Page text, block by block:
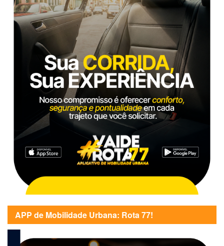
APP de Mobilidade Urbana: Rota 77!